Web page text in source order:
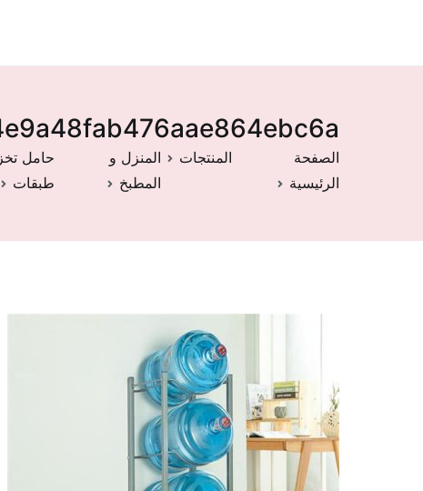
الصفحة
الرئيسية
المنتجات
المنزل و
المطبخ
طبقات